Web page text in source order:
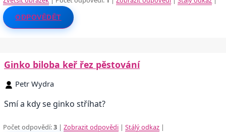
ODPOVĚDĚT
Ginko biloba keř řez pěstování
Petr Wydra
Smí a kdy se ginko stříhat?
Počet odpovědí:3 |Zobrazit odpovědi |Stálý odkaz |